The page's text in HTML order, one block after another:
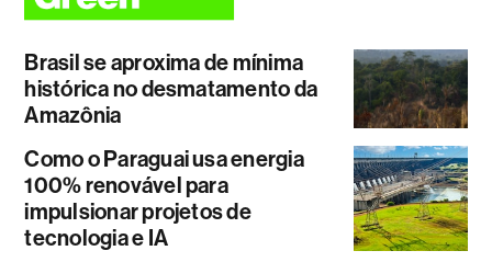
Brasil se aproxima de mínima
histórica no desmatamento da
Amazônia
Como o Paraguai usa energia
100% renovável para
impulsionar projetos de
tecnologia e IA